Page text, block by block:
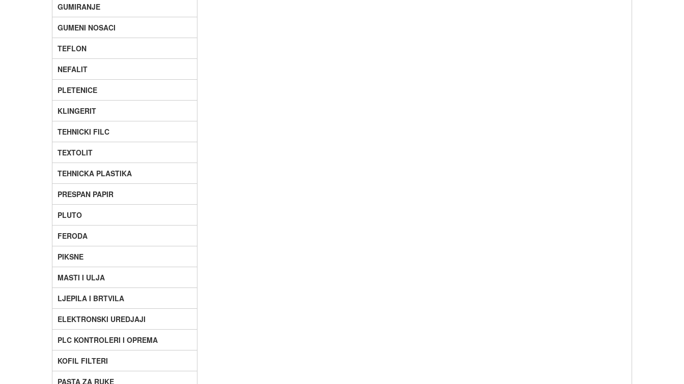
GUMIRANJE
GUMENI NOSACI
TEFLON
NEFALIT
PLETENICE
KLINGERIT
TEHNICKI FILC
TEXTOLIT
TEHNICKA PLASTIKA
PRESPAN PAPIR
PLUTO
FERODA
PIKSNE
MASTI I ULJA
LJEPILA I BRTVILA
ELEKTRONSKI UREDJAJI
PLC KONTROLERI I OPREMA
KOFIL FILTERI
PASTA ZA RUKE